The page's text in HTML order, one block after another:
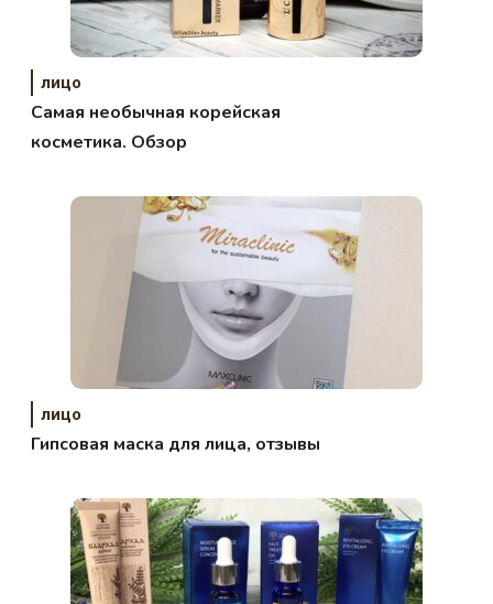
лицо
Самая необычная корейская
косметика. Обзор
лицо
Гипсовая маска для лица, отзывы